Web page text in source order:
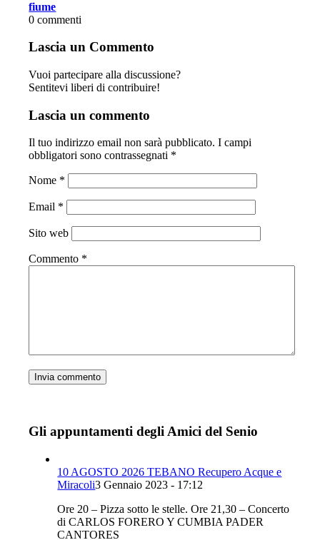
fiume
0 commenti
Lascia un Commento
Vuoi partecipare alla discussione?
Sentitevi liberi di contribuire!
Lascia un commento
Il tuo indirizzo email non sarà pubblicato. I campi
obbligatori sono contrassegnati *
Nome *
Email *
Sito web
Commento *
Gli appuntamenti degli Amici del Senio
10 AGOSTO 2026 TEBANO Recupero Acque e
Miracoli3 Gennaio 2023 - 17:12
Ore 20 – Pizza sotto le stelle. Ore 21,30 – Concerto
di CARLOS FORERO Y CUMBIA PADER
CANTORES